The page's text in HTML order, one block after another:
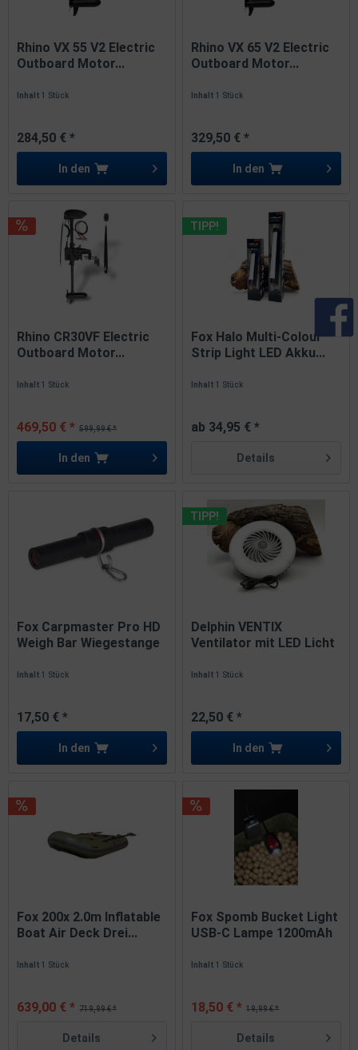
Rhino VX 55 V2 Electric
Outboard Motor...
Inhalt1 Stück
284,50 € *
In den
Rhino VX 65 V2 Electric
Outboard Motor...
Inhalt1 Stück
329,50 € *
In den
Rhino CR30VF Electric
Outboard Motor...
Inhalt1 Stück
599,99 € *
469,50 € *
In den
TIPP!
Fox Halo Multi-Colour
Strip Light LED Akku...
Inhalt1 Stück
ab 34,95 € *
Details
Fox Carpmaster Pro HD
Weigh Bar Wiegestange
Inhalt1 Stück
17,50 € *
In den
TIPP!
Delphin VENTIX
Ventilator mit LED Licht
Inhalt1 Stück
22,50 € *
In den
Fox 200x 2.0m Inflatable
Boat Air Deck Drei...
Inhalt1 Stück
719,99 € *
639,00 € *
Details
Fox Spomb Bucket Light
USB-C Lampe 1200mAh
Inhalt1 Stück
19,99 € *
18,50 € *
Details